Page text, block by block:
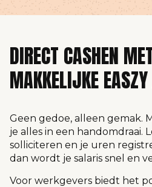
DIRECT CASHEN
MAKKELIJKE
Geen gedoe, alleen gemak.
je alles in een handomdraai.
solliciteren en je uren
dan wordt je salaris snel en
Voor werkgevers biedt het